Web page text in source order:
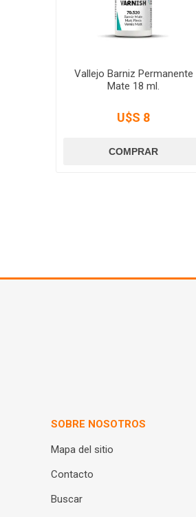
Vallejo Barniz Permanente
Mate 18 ml.
U$S 8
SOBRE NOSOTROS
Mapa del sitio
Contacto
Buscar